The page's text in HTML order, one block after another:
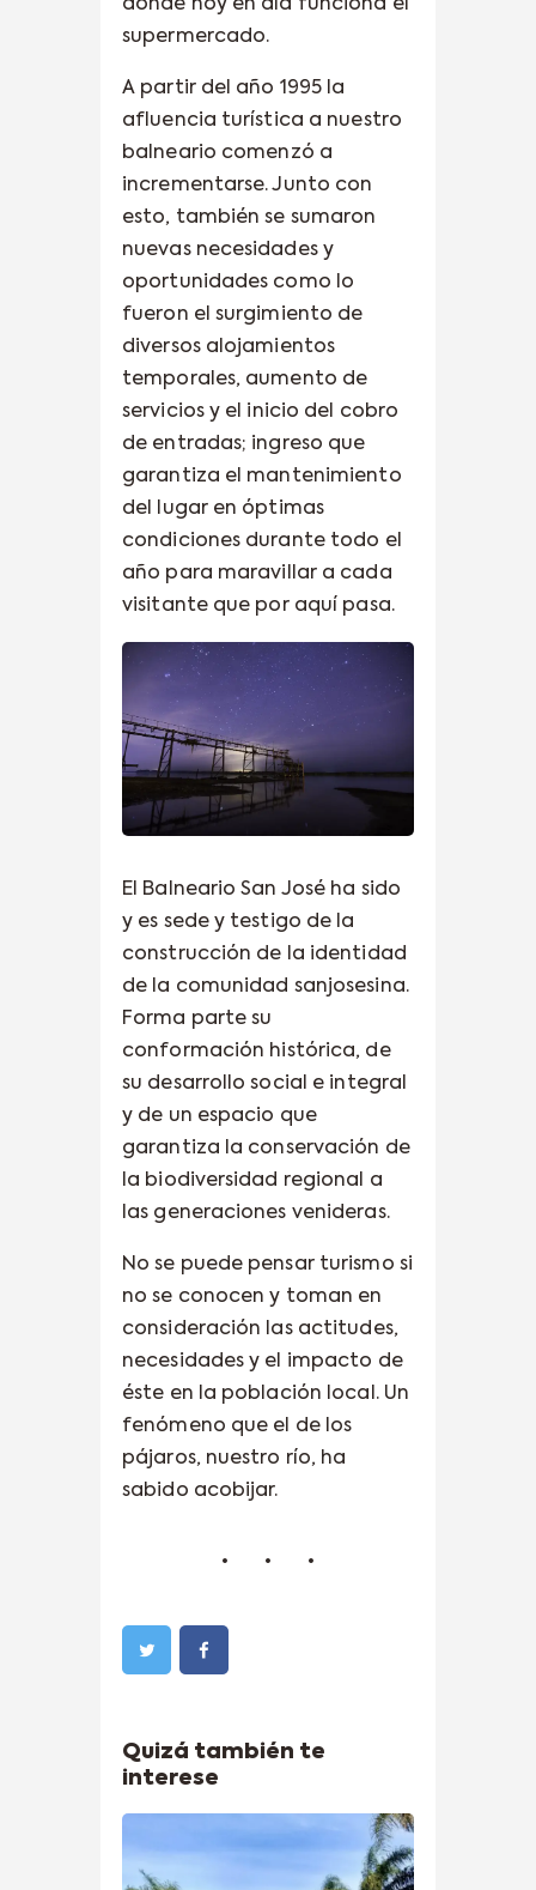
donde hoy en día funciona el
supermercado.
A partir del año 1995 la
afluencia turística a nuestro
balneario comenzó a
incrementarse. Junto con
esto, también se sumaron
nuevas necesidades y
oportunidades como lo
fueron el surgimiento de
diversos alojamientos
temporales, aumento de
servicios y el inicio del cobro
de entradas; ingreso que
garantiza el mantenimiento
del lugar en óptimas
condiciones durante todo el
año para maravillar a cada
visitante que por aquí pasa.
El Balneario San José ha sido
y es sede y testigo de la
construcción de la identidad
de la comunidad sanjosesina.
Forma parte su
conformación histórica, de
su desarrollo social e integral
y de un espacio que
garantiza la conservación de
la biodiversidad regional a
las generaciones venideras.
No se puede pensar turismo si
no se conocen y toman en
consideración las actitudes,
necesidades y el impacto de
éste en la población local. Un
fenómeno que el de los
pájaros, nuestro río, ha
sabido acobijar.
Quizá también te
interese